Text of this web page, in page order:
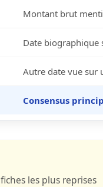
Montant brut
Date biographique
Autre date vue sur
Consensus
les plus reprises